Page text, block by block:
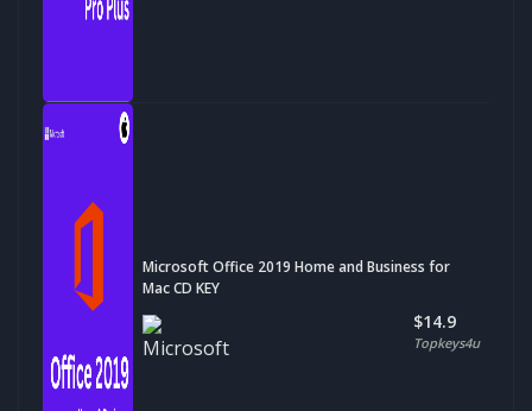
Microsoft Office 2019 Home and Business for
Mac CD KEY
$14.9
Topkeys4u